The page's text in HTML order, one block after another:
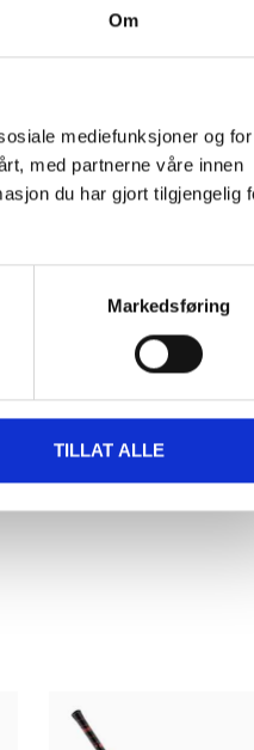
Om
mediefunksjoner og
med partnerne våre innen
du har gjort tilgjengelig
Markedsføring
TILLAT ALLE